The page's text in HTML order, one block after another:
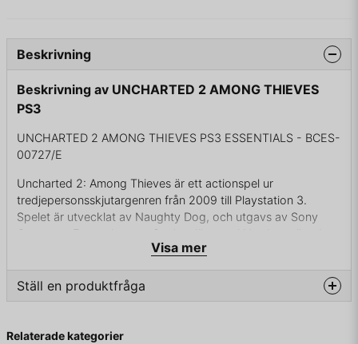
Beskrivning
Beskrivning av UNCHARTED 2 AMONG THIEVES
PS3
UNCHARTED 2 AMONG THIEVES PS3 ESSENTIALS - BCES-
00727/E
Uncharted 2: Among Thieves är ett actionspel ur
tredjepersonsskjutargenren från 2009 till Playstation 3.
Spelet är utvecklat av Naughty Dog, och utgavs av Sony
Computer Entertainment. Spelet släpptes i Nordamerika den
12 oktober 2009 och i Europa den 14 oktober. Spelet är
uppföljare till det prisbelönta actionspelet Uncharted: Drake's
Fortune. Naughty Dog erbjuder 13-15 timmars speltid i
enspelarläget och flera timmar i det nya flerspelarläget online.
släpptes den 2 november 2011. Spelet släpptes till
Visa mer
Ställ en produktfråga
Fråga oss något om denna produkten...
Relaterade kategorier